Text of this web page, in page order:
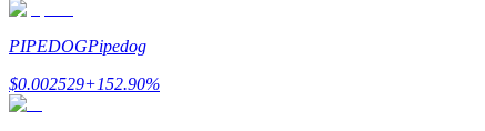
PIPEDOGPipedog
$0.002529+152.90%